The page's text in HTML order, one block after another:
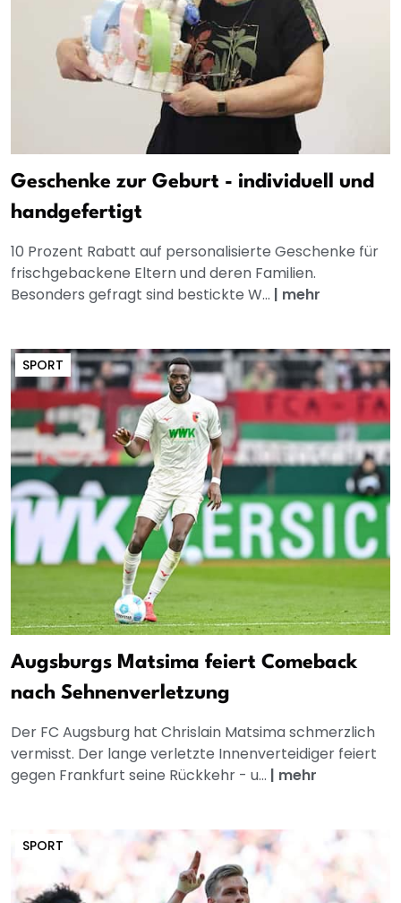
Geschenke zur Geburt - individuell und
handgefertigt
10 Prozent Rabatt auf personalisierte Geschenke für
frischgebackene Eltern und deren Familien.
Besonders gefragt sind bestickte W... | mehr
SPORT
Augsburgs Matsima feiert Comeback
nach Sehnenverletzung
Der FC Augsburg hat Chrislain Matsima schmerzlich
vermisst. Der lange verletzte Innenverteidiger feiert
gegen Frankfurt seine Rückkehr - u... | mehr
SPORT